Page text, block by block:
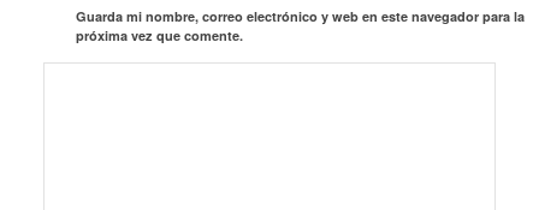
Guarda mi nombre, correo electrónico y web en este navegador para la
próxima vez que comente.